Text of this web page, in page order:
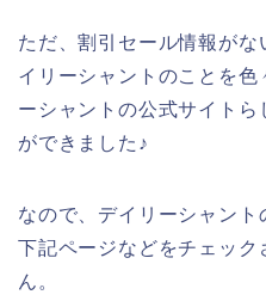
ただ、割引セール情報が
イリーシャントのことを色
ーシャントの公式サイトら
ができました♪
なので、デイリーシャント
下記ページなどをチェッ
ん。